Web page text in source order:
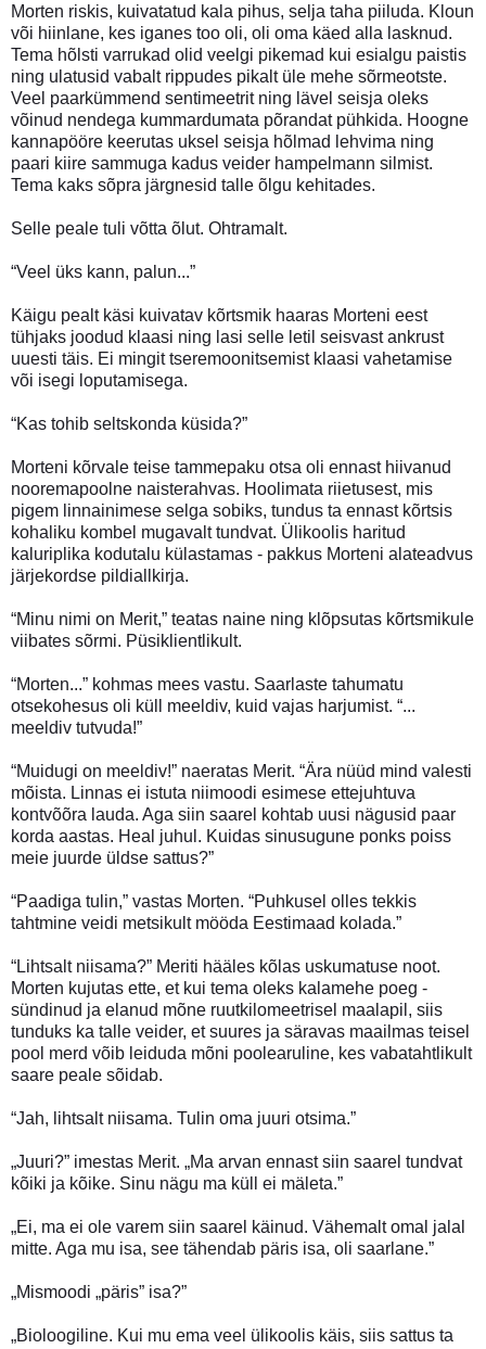
Morten riskis, kuivatatud kala pihus, selja taha piiluda. Kloun
või hiinlane, kes iganes too oli, oli oma käed alla lasknud.
Tema hõlsti varrukad olid veelgi pikemad kui esialgu paistis
ning ulatusid vabalt rippudes pikalt üle mehe sõrmeotste.
Veel paarkümmend sentimeetrit ning lävel seisja oleks
võinud nendega kummardumata põrandat pühkida. Hoogne
kannapööre keerutas uksel seisja hõlmad lehvima ning
paari kiire sammuga kadus veider hampelmann silmist.
Tema kaks sõpra järgnesid talle õlgu kehitades.
Selle peale tuli võtta õlut. Ohtramalt.
“Veel üks kann, palun...”
Käigu pealt käsi kuivatav kõrtsmik haaras Morteni eest
tühjaks joodud klaasi ning lasi selle letil seisvast ankrust
uuesti täis. Ei mingit tseremoonitsemist klaasi vahetamise
või isegi loputamisega.
“Kas tohib seltskonda küsida?”
Morteni kõrvale teise tammepaku otsa oli ennast hiivanud
nooremapoolne naisterahvas. Hoolimata riietusest, mis
pigem linnainimese selga sobiks, tundus ta ennast kõrtsis
kohaliku kombel mugavalt tundvat. Ülikoolis haritud
kaluriplika kodutalu külastamas - pakkus Morteni alateadvus
järjekordse pildiallkirja.
“Minu nimi on Merit,” teatas naine ning klõpsutas kõrtsmikule
viibates sõrmi. Püsiklientlikult.
“Morten...” kohmas mees vastu. Saarlaste tahumatu
otsekohesus oli küll meeldiv, kuid vajas harjumist. “...
meeldiv tutvuda!”
“Muidugi on meeldiv!” naeratas Merit. “Ära nüüd mind valesti
mõista. Linnas ei istuta niimoodi esimese ettejuhtuva
kontvõõra lauda. Aga siin saarel kohtab uusi nägusid paar
korda aastas. Heal juhul. Kuidas sinusugune ponks poiss
meie juurde üldse sattus?”
“Paadiga tulin,” vastas Morten. “Puhkusel olles tekkis
tahtmine veidi metsikult mööda Eestimaad kolada.”
“Lihtsalt niisama?” Meriti hääles kõlas uskumatuse noot.
Morten kujutas ette, et kui tema oleks kalamehe poeg -
sündinud ja elanud mõne ruutkilomeetrisel maalapil, siis
tunduks ka talle veider, et suures ja säravas maailmas teisel
pool merd võib leiduda mõni poolearuline, kes vabatahtlikult
saare peale sõidab.
“Jah, lihtsalt niisama. Tulin oma juuri otsima.”
„Juuri?” imestas Merit. „Ma arvan ennast siin saarel tundvat
kõiki ja kõike. Sinu nägu ma küll ei mäleta.”
„Ei, ma ei ole varem siin saarel käinud. Vähemalt omal jalal
mitte. Aga mu isa, see tähendab päris isa, oli saarlane.”
„Mismoodi „päris” isa?”
„Bioloogiline. Kui mu ema veel ülikoolis käis, siis sattus ta